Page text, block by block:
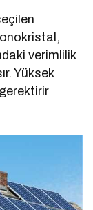
verimlilik
Yüksek